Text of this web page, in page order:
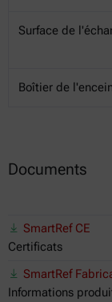
Surface de
Boîtier de
Documents
SmartRef CE
Certificats
SmartRef
Informations